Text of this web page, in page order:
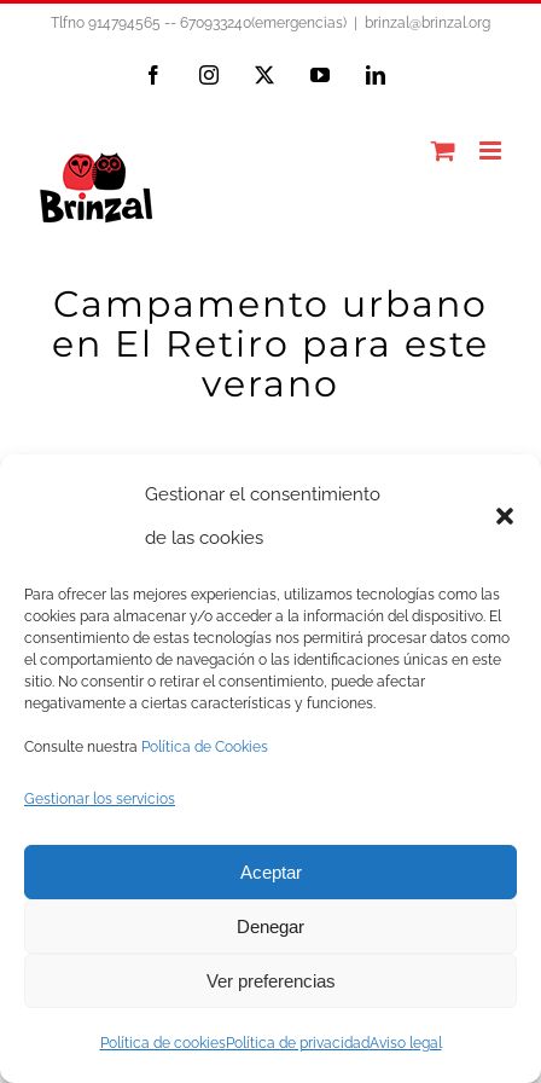
Gestionar el consentimiento
de las cookies
Para ofrecer las mejores experiencias, utilizamos tecnologías como las
cookies para almacenar y/o acceder a la información del dispositivo. El
consentimiento de estas tecnologías nos permitirá procesar datos como
el comportamiento de navegación o las identificaciones únicas en este
sitio. No consentir o retirar el consentimiento, puede afectar
negativamente a ciertas características y funciones.
Consulte nuestra Política de Cookies
Gestionar los servicios
Aceptar
Denegar
Ver preferencias
Política de cookiesPolítica de privacidadAviso legal
Tlfno 914794565 -- 670933240(emergencias) brinzal@brinzal.org
FacebookInstagram YouTubeLinkedIn
Campamento urbano
en El Retiro para este
verano
© Copyright 2026 BRINZAL (Centro de Recuperación de Aves
Nocturnas) |Aviso legal|Política de privacidad|Política de
cookies | Canal interno de información
Facebook